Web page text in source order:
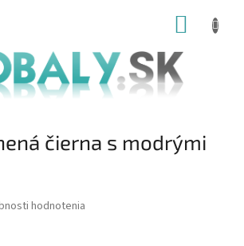
čierna s modrými
hodnotenia